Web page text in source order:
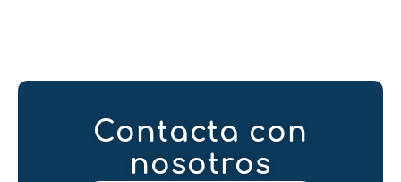
Contacta con
nosotros